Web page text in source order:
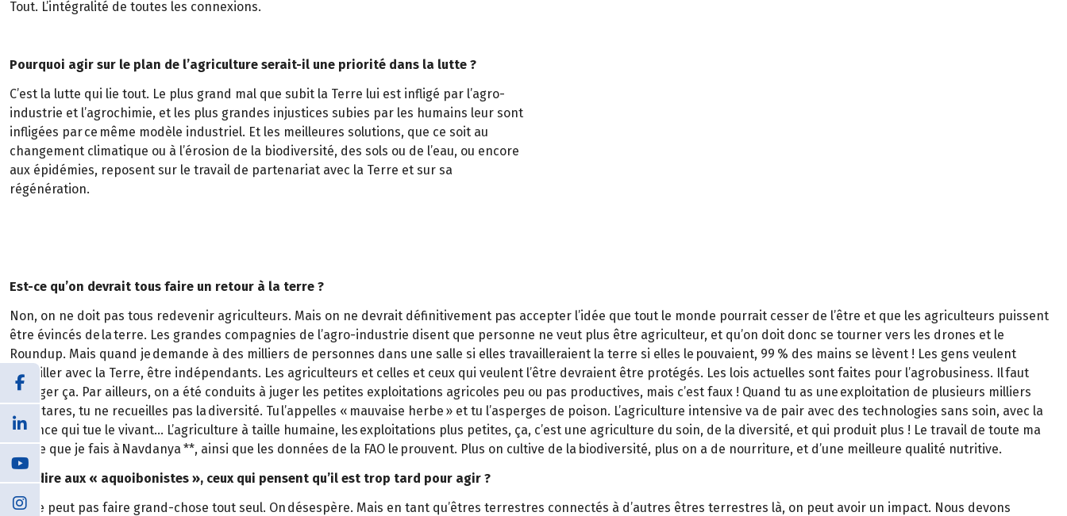
Tout. L’intégralité de toutes les connexions.
Pourquoi agir sur le plan de l’agriculture serait-il une priorité dans la lutte ?
C’est la lutte qui lie tout. Le plus grand mal que subit la Terre lui est infligé par l’agro-
industrie et l’agrochimie, et les plus grandes injustices subies par les humains leur sont
infligées par ce même modèle industriel. Et les meilleures solutions, que ce soit au
changement climatique ou à l’érosion de la biodiversité, des sols ou de l’eau, ou encore
aux épidémies, reposent sur le travail de partenariat avec la Terre et sur sa
régénération.
Est-ce qu’on devrait tous faire un retour à la terre ?
Non, on ne doit pas tous redevenir agriculteurs. Mais on ne devrait définitivement pas accepter l’idée que tout le monde pourrait cesser de l’être et que les agriculteurs puissent
être évincés de la terre. Les grandes compagnies de l’agro-industrie disent que personne ne veut plus être agriculteur, et qu’on doit donc se tourner vers les drones et le
Roundup. Mais quand je demande à des milliers de personnes dans une salle si elles travailleraient la terre si elles le pouvaient, 99 % des mains se lèvent ! Les gens veulent
travailler avec la Terre, être indépendants. Les agriculteurs et celles et ceux qui veulent l’être devraient être protégés. Les lois actuelles sont faites pour l’agrobusiness. Il faut
changer ça. Par ailleurs, on a été conduits à juger les petites exploitations agricoles peu ou pas productives, mais c’est faux ! Quand tu as une exploitation de plusieurs milliers
d’hectares, tu ne recueilles pas la diversité. Tu l’appelles « mauvaise herbe » et tu l’asperges de poison. L’agriculture intensive va de pair avec des technologies sans soin, avec la
violence qui tue le vivant… L’agriculture à taille humaine, les exploitations plus petites, ça, c’est une agriculture du soin, de la diversité, et qui produit plus ! Le travail de toute ma
vie, ce que je fais à Navdanya **, ainsi que les données de la FAO le prouvent. Plus on cultive de la biodiversité, plus on a de nourriture, et d’une meilleure qualité nutritive.
Que dire aux « aquoibonistes », ceux qui pensent qu’il est trop tard pour agir ?
On ne peut pas faire grand-chose tout seul. On désespère. Mais en tant qu’êtres terrestres connectés à d’autres êtres terrestres là, on peut avoir un impact. Nous devons